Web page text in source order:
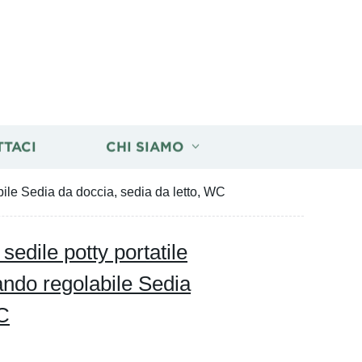
CHI SIAMO
Sedia da doccia, sedia da letto, WC
potty portatile
regolabile Sedia